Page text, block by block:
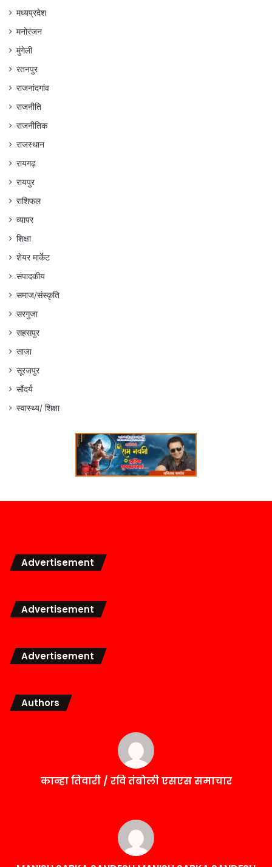
मध्यप्रदेश
मनोरंजन
मुंगेली
रतनपुर
राजनांदगांव
राजनीति
राजनीतिक
राजस्थान
रायगढ़
रायपुर
राशिफल
व्यापर
शिक्षा
शेयर मार्केट
संपादकीय
समाज/संस्कृति
सरगुजा
सहसपुर
साजा
सूरजपुर
सौंदर्य
स्वास्थ्य/ शिक्षा
Advertisement
Advertisement
Advertisement
Authors
कान्हा तिवारी / रवि तंबोली एसएस समाचार